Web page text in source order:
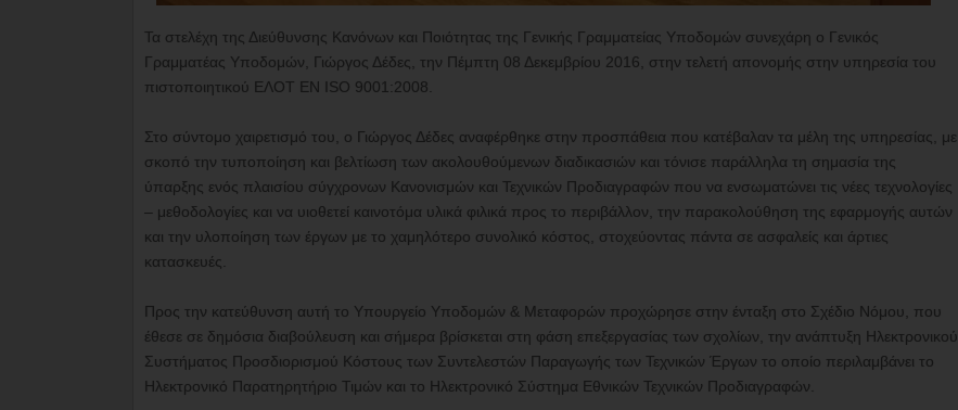
Τα στελέχη της Διεύθυνσης Κανόνων και Ποιότητας της Γενικής Γραμματείας Υποδομών συνεχάρη ο Γενικός
Γραμματέας Υποδομών, Γιώργος Δέδες, την Πέμπτη 08 Δεκεμβρίου 2016, στην τελετή απονομής στην υπηρεσία του
πιστοποιητικού ΕΛΟΤ EN ISO 9001:2008.
Στο σύντομο χαιρετισμό του, ο Γιώργος Δέδες αναφέρθηκε στην προσπάθεια που κατέβαλαν τα μέλη της υπηρεσίας, με
σκοπό την τυποποίηση και βελτίωση των ακολουθούμενων διαδικασιών και τόνισε παράλληλα τη σημασία της
ύπαρξης ενός πλαισίου σύγχρονων Κανονισμών και Τεχνικών Προδιαγραφών που να ενσωματώνει τις νέες τεχνολογίες
– μεθοδολογίες και να υιοθετεί καινοτόμα υλικά φιλικά προς το περιβάλλον, την παρακολούθηση της εφαρμογής αυτών
και την υλοποίηση των έργων με το χαμηλότερο συνολικό κόστος, στοχεύοντας πάντα σε ασφαλείς και άρτιες
κατασκευές.
Προς την κατεύθυνση αυτή το Υπουργείο Υποδομών & Μεταφορών προχώρησε στην ένταξη στο Σχέδιο Νόμου, που
έθεσε σε δημόσια διαβούλευση και σήμερα βρίσκεται στη φάση επεξεργασίας των σχολίων, την ανάπτυξη Ηλεκτρονικού
Συστήματος Προσδιορισμού Κόστους των Συντελεστών Παραγωγής των Τεχνικών Έργων το οποίο περιλαμβάνει το
Ηλεκτρονικό Παρατηρητήριο Τιμών και το Ηλεκτρονικό Σύστημα Εθνικών Τεχνικών Προδιαγραφών.